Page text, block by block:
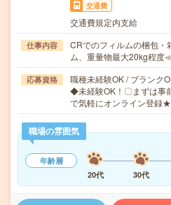
交通費
交通費規定内支給
仕事内容
CRでのフィルムの梱包・
ム、重量物最大20kg程
応募資格
職種未経験OK / ブランク
◆未経験OK！〇まずは事
で気軽にオンライン登録
職場の雰囲気
年齢層
20代
30代